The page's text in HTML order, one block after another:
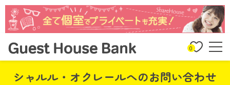
0
シャルル・オクレールへのお問い合わせ